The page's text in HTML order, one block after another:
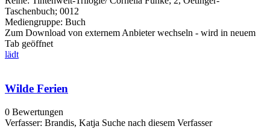
Taschenbuch; 0012
Mediengruppe: Buch
Zum Download von externem Anbieter wechseln - wird in neuem
Tab geöffnet
lädt
Wilde Ferien
0 Bewertungen
Verfasser: Brandis, Katja Suche nach diesem Verfasser